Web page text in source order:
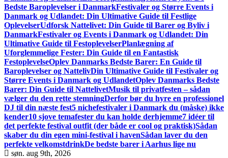
Bedste Baroplevelser i DanmarkFestivaler og Større Events i
Danmark og Udlandet: Din Ultimative Guide til Festlige
OplevelserUdforsk Nattelivet: Din Guide til Barer og Byliv i
DanmarkFestivaler og Events i Danmark og Udlandet: Din
Ultimative Guide til FestoplevelserPlanlægning af
Uforglemmelige Fester: Din Guide til en Fantastisk
FestoplevelseOplev Danmarks Bedste Barer: En Guide til
Baroplevelser og NattelivDin Ultimative Guide til Festivaler og
Større Events i Danmark og UdlandetOplev Danmarks Bedste
Barer: Din Guide til NattelivetMusik til privatfesten – sådan
vælger du den rette stemningDerfor bør du hyre en professionel
DJ til din næste fest5 nichefestivaler i Danmark du (måske) ikke
kender10 sjove temafester du kan holde derhjemme7 idéer til
det perfekte festival outfit (der både er cool og praktisk)Sådan
skaber du din egen mini-festival i havenSådan laver du den
perfekte velkomstdrinkDe bedste barer i Aarhus lige nu
søn. aug 9th, 2026